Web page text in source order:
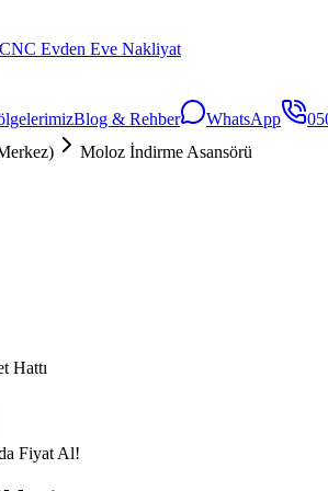
CNC Evden Eve Nakliyat
Blog & Rehber WhatsApp
Moloz İndirme Asansörü
Hattı
Fiyat Al!